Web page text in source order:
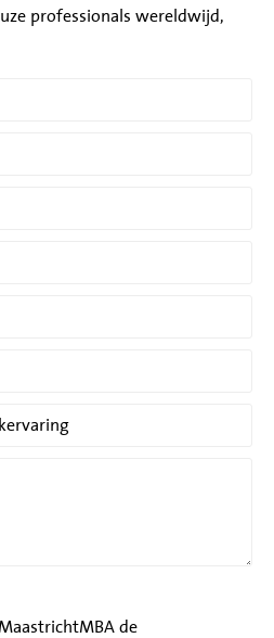
professionals wereldwijd,
de